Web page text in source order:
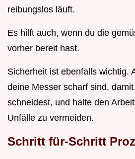
reibungslos läuft.
Es hilft auch, wenn du die
vorher bereit hast.
Sicherheit ist ebenfalls wichtig.
deine Messer scharf sind,
schneidest, und halte den
Unfälle zu vermeiden.
Schritt für-Schritt